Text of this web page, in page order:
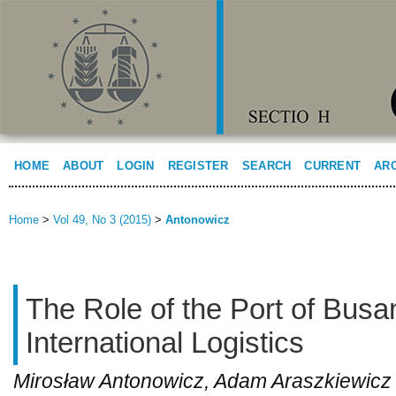
HOME ABOUT LOGIN REGISTER SEARCH CURRENT
Home > Vol 49, No 3 (2015) > Antonowicz
The Role of the Port of
International Logistics
Mirosław Antonowicz, Adam Araszkiewicz